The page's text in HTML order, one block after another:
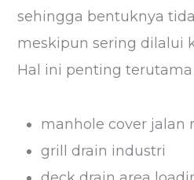
sehingga bentuknya
meskipun sering dilalui
Hal ini penting
manhole cover jalan
grill drain industri